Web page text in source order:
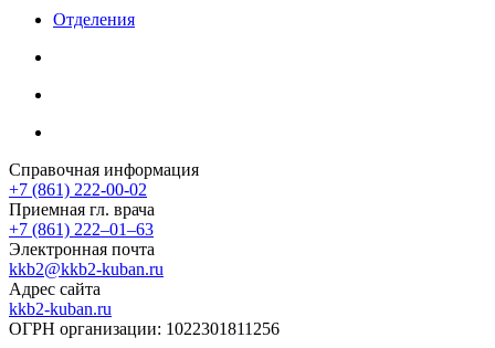
Отделения
Справочная информация
+7 (861) 222-00-02
Приемная гл. врача
+7 (861) 222‒01‒63
Электронная почта
kkb2@kkb2-kuban.ru
Адрес сайта
kkb2-kuban.ru
ОГРН организации: 1022301811256